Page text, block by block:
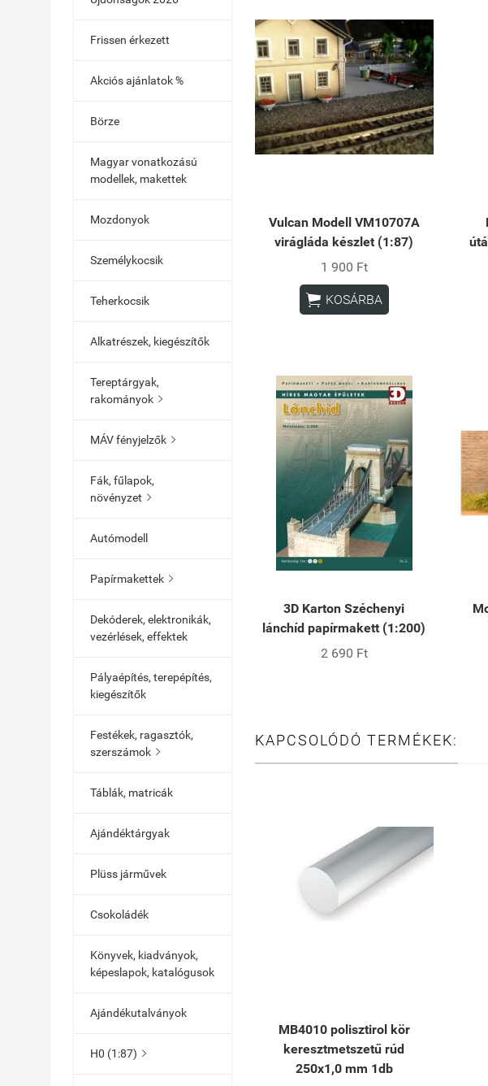
Frissen érkezett
Akciós ajánlatok %
Börze
Magyar vonatkozású
modellek, makettek
Mozdonyok
Személykocsik
Teherkocsik
Alkatrészek, kiegészítők
Tereptárgyak,
rakományok 
MÁV fényjelzők 
Fák, fűlapok,
növényzet 
Autómodell
Papírmakettek 
Dekóderek, elektronikák,
vezérlések, effektek
Pályaépítés, terepépítés,
kiegészítők
Festékek, ragasztók,
szerszámok 
Táblák, matricák
Ajándéktárgyak
Plüss járművek
Csokoládék
Könyvek, kiadványok,
képeslapok, katalógusok
Ajándékutalványok
H0 (1:87) 
Vulcan Modell VM10707A
virágláda készlet (1:87)
1 900 Ft
 KOSÁRBA
3D Karton Széchenyi
lánchíd papírmakett (1:200)
2 690 Ft
KAPCSOLÓDÓ TERMÉKEK:
MB4010 polisztirol kör
keresztmetszetű rúd
250x1,0 mm 1db